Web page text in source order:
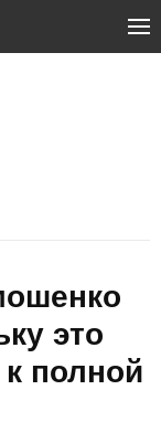
это
полной